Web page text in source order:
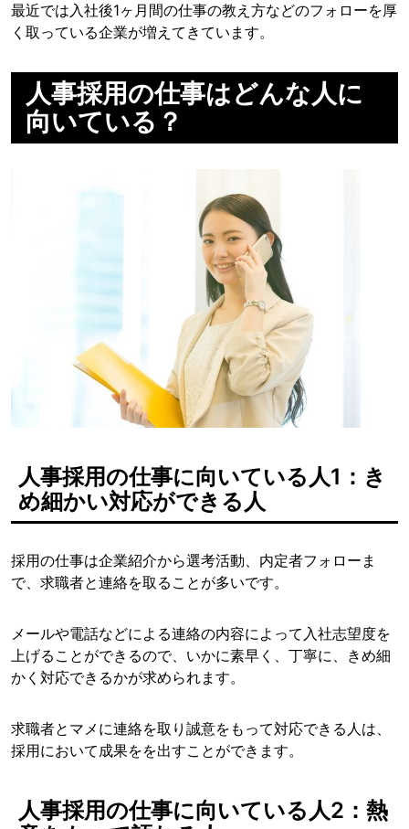
最近では入社後1ヶ月間の仕事の教え方などのフォローを厚
く取っている企業が増えてきています。
人事採用の仕事はどんな人に
向いている？
人事採用の仕事に向いている人1：き
め細かい対応ができる人
採用の仕事は企業紹介から選考活動、内定者フォローま
で、求職者と連絡を取ることが多いです。
メールや電話などによる連絡の内容によって入社志望度を
上げることができるので、いかに素早く、丁寧に、きめ細
かく対応できるかが求められます。
求職者とマメに連絡を取り誠意をもって対応できる人は、
採用において成果をを出すことができます。
人事採用の仕事に向いている人2：熱